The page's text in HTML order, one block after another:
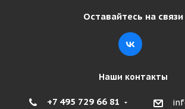
Оставайтесь на связи
Наши контакты
+7 495 729 66 81